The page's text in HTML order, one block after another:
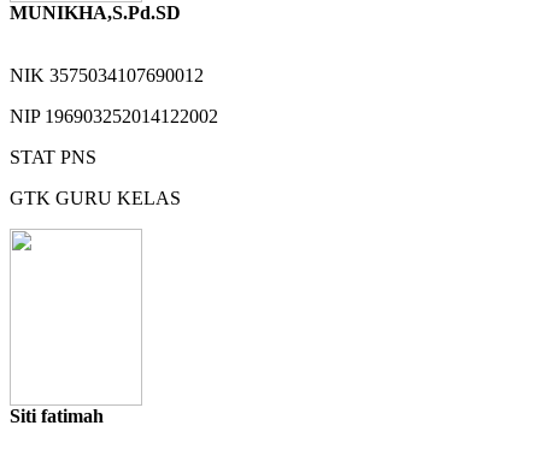
MUNIKHA,S.Pd.SD
NIK 3575034107690012
NIP 196903252014122002
STAT PNS
GTK GURU KELAS
Siti fatimah